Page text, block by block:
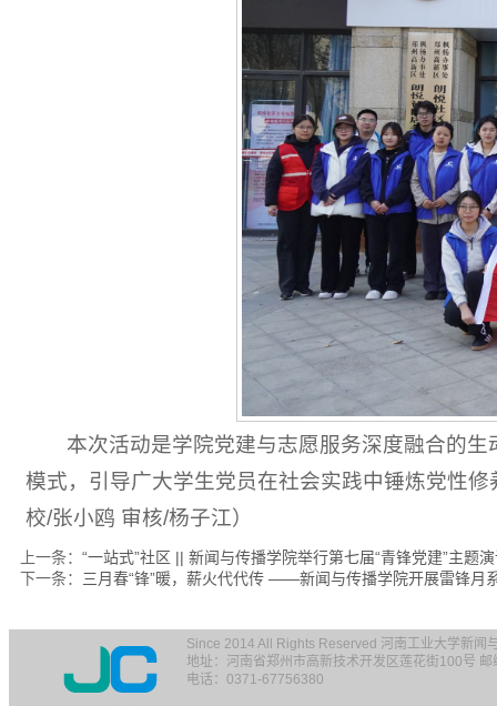
本次活动是学院党建与志愿服务深度融合的
模式，引导广大学生党员在社会实践中锤炼党性
校/张小鸥 审核/杨子江）
上一条： “一站式”社区 || 新闻与传播学院举行第七届“青锋党建”主题
下一条： 三月春“锋”暖，薪火代代传 ——新闻与传播学院开展雷锋月
Since 2014 All Rights Reserved 河南工业大学新闻
地址：河南省郑州市高新技术开发区莲花街100号
电话：0371-67756380